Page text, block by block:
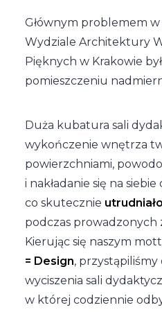
Głównym problemem
Wydziale Architektury
Pięknych w Krakowie
pomieszczeniu
Duża kubatura sali
wykończenie wnętrza
powierzchniami,
i nakładanie się na
co skutecznie
podczas prowadzonych
Kierując się naszym
= Design,
wyciszenia sali
w której codziennie